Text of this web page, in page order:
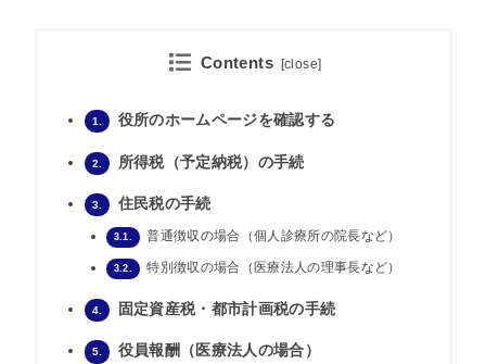
Contents [close]
1. 役所のホームページを確認する
2. 所得税（予定納税）の手続
3. 住民税の手続
3.1. 普通徴収の場合（個人診療所の院長など）
3.2. 特別徴収の場合（医療法人の理事長など）
4. 固定資産税・都市計画税の手続
5. 役員報酬（医療法人の場合）